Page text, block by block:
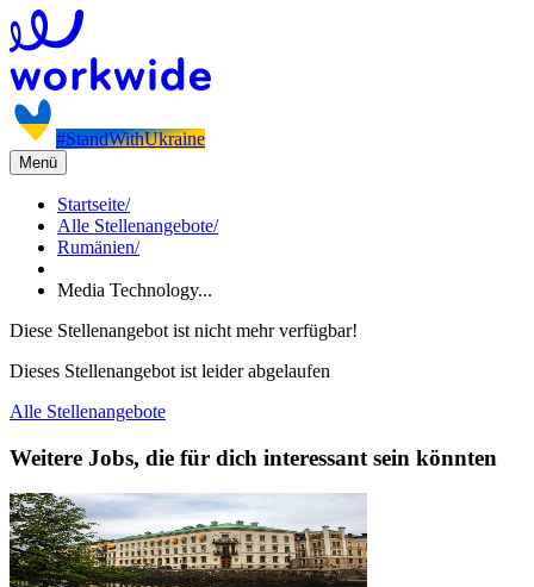
#StandWithUkraine
Menü
Startseite/
Alle Stellenangebote/
Rumänien/
Media Technology...
Diese Stellenangebot ist nicht mehr verfügbar!
Dieses Stellenangebot ist leider abgelaufen
Alle Stellenangebote
Weitere Jobs, die für dich interessant sein könnten